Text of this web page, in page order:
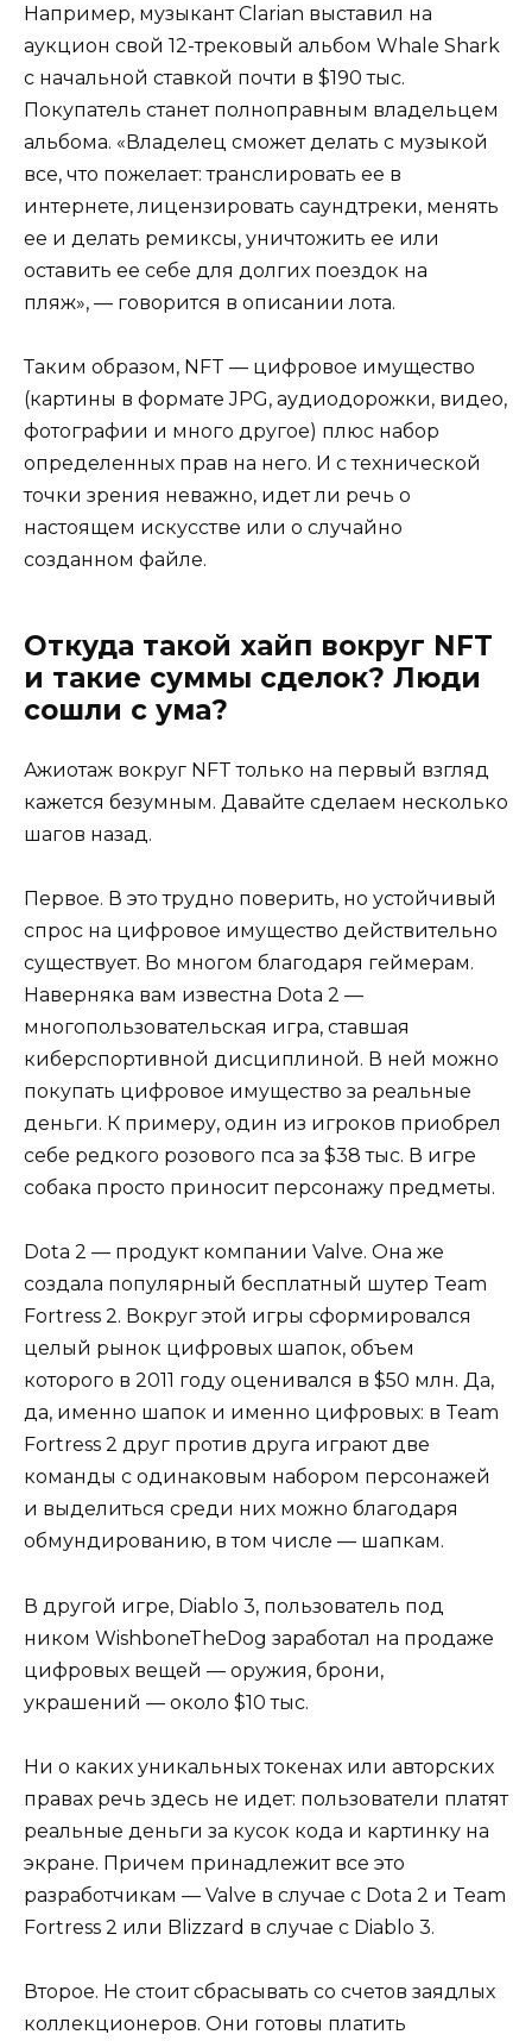
Например, музыкант Clarian выставил на
аукцион свой 12-трековый альбом Whale Shark
с начальной ставкой почти в $190 тыс.
Покупатель станет полноправным владельцем
альбома. «Владелец сможет делать с музыкой
все, что пожелает: транслировать ее в
интернете, лицензировать саундтреки, менять
ее и делать ремиксы, уничтожить ее или
оставить ее себе для долгих поездок на
пляж», — говорится в описании лота.
Таким образом, NFT — цифровое имущество
(картины в формате JPG, аудиодорожки, видео,
фотографии и много другое) плюс набор
определенных прав на него. И с технической
точки зрения неважно, идет ли речь о
настоящем искусстве или о случайно
созданном файле.
Откуда такой хайп вокруг NFT
и такие суммы сделок? Люди
сошли с ума?
Ажиотаж вокруг NFT только на первый взгляд
кажется безумным. Давайте сделаем несколько
шагов назад.
Первое. В это трудно поверить, но устойчивый
спрос на цифровое имущество действительно
существует. Во многом благодаря геймерам.
Наверняка вам известна Dota 2 —
многопользовательская игра, ставшая
киберспортивной дисциплиной. В ней можно
покупать цифровое имущество за реальные
деньги. К примеру, один из игроков приобрел
себе редкого розового пса за $38 тыс. В игре
собака просто приносит персонажу предметы.
Dota 2 — продукт компании Valve. Она же
создала популярный бесплатный шутер Team
Fortress 2. Вокруг этой игры сформировался
целый рынок цифровых шапок, объем
которого в 2011 году оценивался в $50 млн. Да,
да, именно шапок и именно цифровых: в Team
Fortress 2 друг против друга играют две
команды с одинаковым набором персонажей
и выделиться среди них можно благодаря
обмундированию, в том числе — шапкам.
В другой игре, Diablo 3, пользователь под
ником WishboneTheDog заработал на продаже
цифровых вещей — оружия, брони,
украшений — около $10 тыс.
Ни о каких уникальных токенах или авторских
правах речь здесь не идет: пользователи платят
реальные деньги за кусок кода и картинку на
экране. Причем принадлежит все это
разработчикам — Valve в случае с Dota 2 и Team
Fortress 2 или Blizzard в случае с Diablo 3.
Второе. Не стоит сбрасывать со счетов заядлых
коллекционеров. Они готовы платить